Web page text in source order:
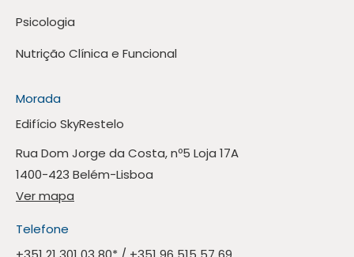
Psicologia
Nutrição Clínica e Funcional
Morada
Edifício SkyRestelo
Rua Dom Jorge da Costa, nº5 Loja 17A
1400-423 Belém-Lisboa
Ver mapa
Telefone